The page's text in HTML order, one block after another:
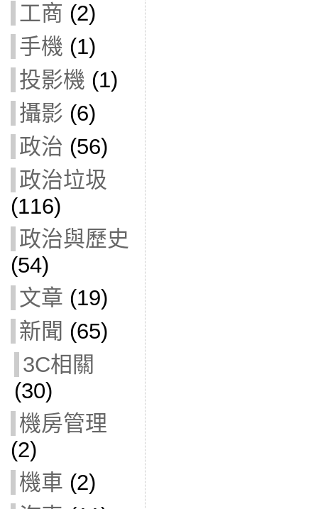
工商 (2)
手機 (1)
投影機 (1)
攝影 (6)
政治 (56)
政治垃圾
(116)
政治與歷史
(54)
文章 (19)
新聞 (65)
3C相關
(30)
機房管理
(2)
機車 (2)